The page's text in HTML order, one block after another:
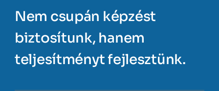
Nem csupán képzést
biztosítunk, hanem
teljesítményt fejlesztünk.